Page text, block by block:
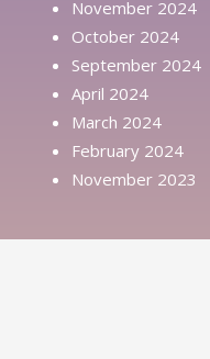
November 2024
October 2024
September 2024
April 2024
March 2024
February 2024
November 2023